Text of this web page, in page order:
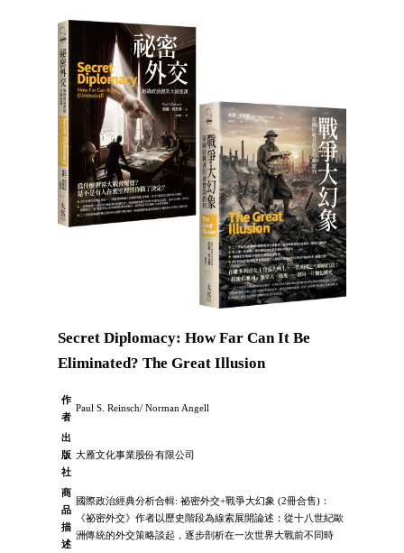
Secret Diplomacy: How Far Can It Be
Eliminated? The Great Illusion
作
者
Paul S. Reinsch/ Norman Angell
出
版
社
大雁文化事業股份有限公司
商
品
描
述
國際政治經典分析合輯: 祕密外交+戰爭大幻象 (2冊合售)：
《祕密外交》作者以歷史階段為線索展開論述：從十八世紀歐
洲傳統的外交策略談起，逐步剖析在一次世界大戰前不同時